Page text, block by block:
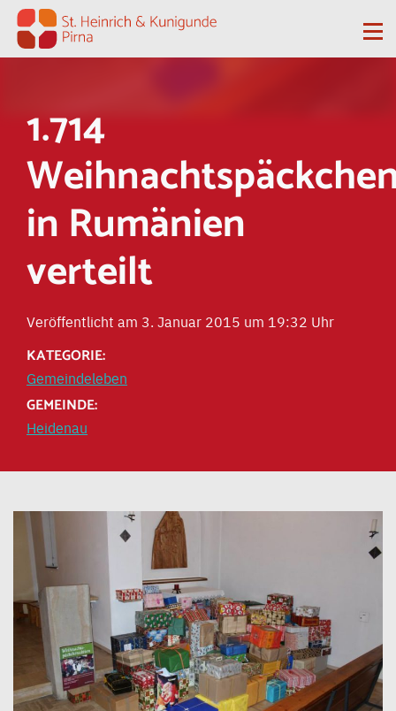
Zum Inhalt springen
1.714
in Rumänien
verteilt
Veröffentlicht am 3. Januar 2015 um 19:32 Uhr
KATEGORIE:
Gemeindeleben
GEMEINDE:
Heidenau